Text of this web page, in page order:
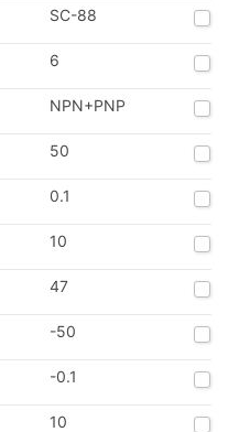
SC-88
6
NPN+PNP
50
0.1
10
47
-50
-0.1
10